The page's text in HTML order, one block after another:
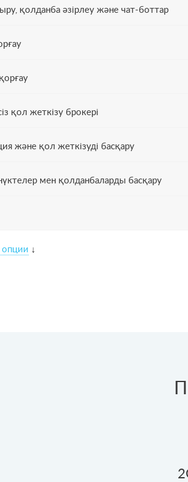
қолданба әзірлеу және чат-боттар
қол жеткізу брокері
және қол жеткізуді басқару
мен қолданбаларды басқару
↓